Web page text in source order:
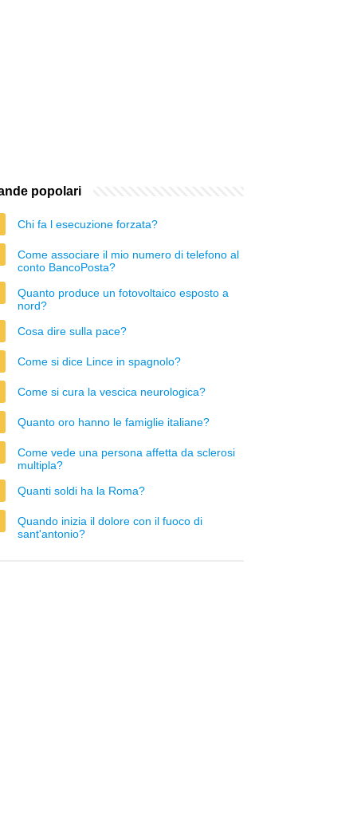
popolari
Chi fa l esecuzione forzata?
Come associare il mio numero di telefono al
conto BancoPosta?
Quanto produce un fotovoltaico esposto a
nord?
Cosa dire sulla pace?
Come si dice Lince in spagnolo?
Come si cura la vescica neurologica?
Quanto oro hanno le famiglie italiane?
Come vede una persona affetta da sclerosi
multipla?
Quanti soldi ha la Roma?
Quando inizia il dolore con il fuoco di
sant'antonio?